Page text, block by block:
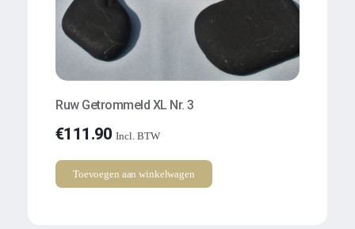
Ruw Getrommeld XL Nr. 3
€111.90 Incl. BTW
Toevoegen aan winkelwagen